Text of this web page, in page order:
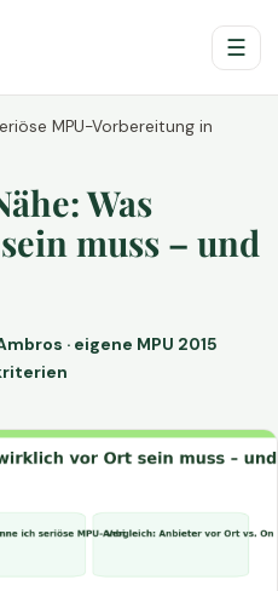
☰
MPU-Vorbereitung in
Was
muss – und
· eigene MPU 2015